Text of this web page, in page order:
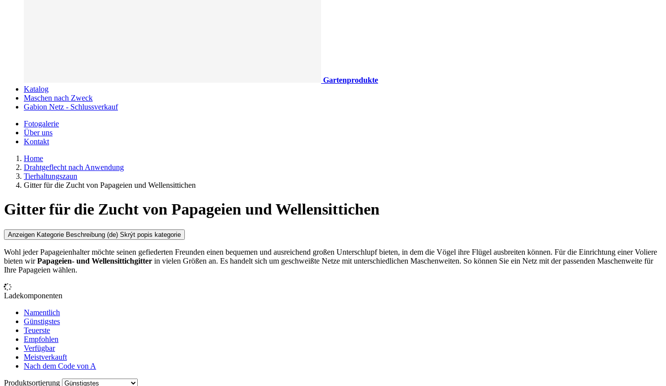
Gartenprodukte
Katalog
Maschen nach Zweck
Gabion Netz - Schlussverkauf
Fotogalerie
Über uns
Kontakt
Home
Drahtgeflecht nach Anwendung
Tierhaltungszaun
Gitter für die Zucht von Papageien und Wellensittichen
Gitter für die Zucht von Papageien und Wellensittichen
Anzeigen Kategorie Beschreibung (de) Skrýt popis kategorie
Wohl jeder Papageienhalter möchte seinen gefiederten Freunden einen bequemen und ausreichend großen Unterschlupf bieten, in dem die Vögel ihre Flügel ausbreiten können. Für die Einrichtung einer Voliere
bieten wirPapageien- und Wellensittichgitter in vielen Größen an. Es handelt sich um geschweißte Netze mit unterschiedlichen Maschenweiten. So können Sie ein Netz mit der passenden Maschenweite für
Ihre Papageien wählen.
Ladekomponenten
Namentlich
Günstigstes
Teuerste
Empfohlen
Verfügbar
Meistverkauft
Nach dem Code von A
Produktsortierung